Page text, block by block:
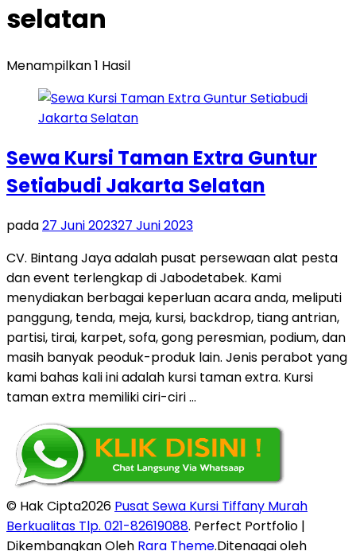
selatan
Menampilkan 1 Hasil
Sewa Kursi Taman Extra Guntur
Setiabudi Jakarta Selatan
pada27 Juni 202327 Juni 2023
CV. Bintang Jaya adalah pusat persewaan alat pesta
dan event terlengkap di Jabodetabek. Kami
menydiakan berbagai keperluan acara anda, meliputi
panggung, tenda, meja, kursi, backdrop, tiang antrian,
partisi, tirai, karpet, sofa, gong peresmian, podium, dan
masih banyak peoduk-produk lain. Jenis perabot yang
kami bahas kali ini adalah kursi taman extra. Kursi
taman extra memiliki ciri-ciri …
© Hak Cipta2026 Pusat Sewa Kursi Tiffany Murah
Berkualitas Tlp. 021-82619088. Perfect Portfolio |
Dikembangkan Oleh Rara Theme.Ditenagai oleh